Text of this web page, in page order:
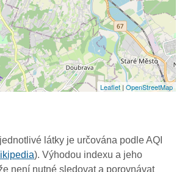
Leaflet | OpenStreetMap
látky je určována podle AQI
). Výhodou indexu a jeho
není nutné sledovat a porovnávat